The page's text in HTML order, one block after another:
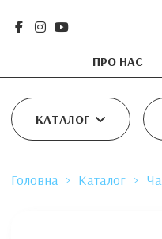
ПРО НАС
КАТАЛОГ
Головна Каталог